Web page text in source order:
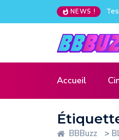
NEWS !
Accueil
BBBuzz >